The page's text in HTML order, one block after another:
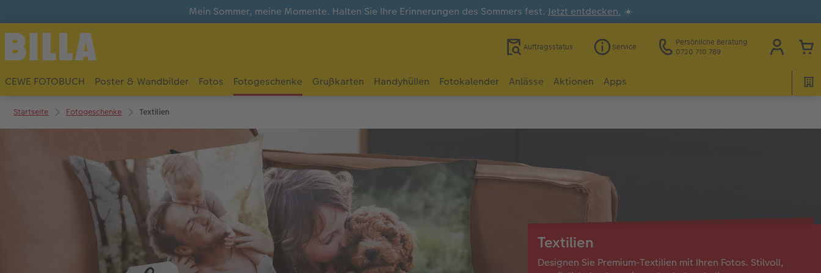
Mein Sommer, meine Momente. Halten Sie Ihre Erinnerungen des Sommers fest. Jetzt entdecken. ☀️
Auftragsstatus Service
Persönliche Beratung
0720 710 789
CEWE FOTOBUCH Poster & Wandbilder Fotos Fotogeschenke Grußkarten Handyhüllen Fotokalender Anlässe Aktionen Apps
Startseite Fotogeschenke Textilien
Textilien
Designen Sie Premium-Textilien mit Ihren Fotos. Stilvoll,